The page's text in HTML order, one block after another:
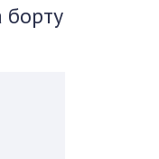
борту